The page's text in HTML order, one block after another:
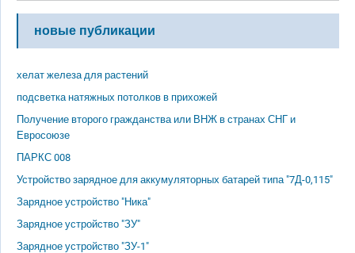
новые публикации
хелат железа для растений
подсветка натяжных потолков в прихожей
Получение второго гражданства или ВНЖ в странах СНГ и
Евросоюзе
ПАРКС 008
Устройство зарядное для аккумуляторных батарей типа "7Д-0,115"
Зарядное устройство "Ника"
Зарядное устройство "ЗУ"
Зарядное устройство "ЗУ-1"